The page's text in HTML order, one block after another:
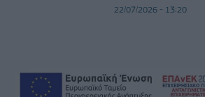
22/07/2026 - 13:20